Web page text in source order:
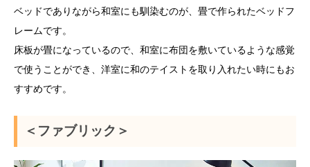
ベッドでありながら和室にも馴染むのが、畳で作られたベッドフ
レームです。
床板が畳になっているので、和室に布団を敷いているような感覚
で使うことができ、洋室に和のテイストを取り入れたい時にもお
すすめです。
＜ファブリック＞